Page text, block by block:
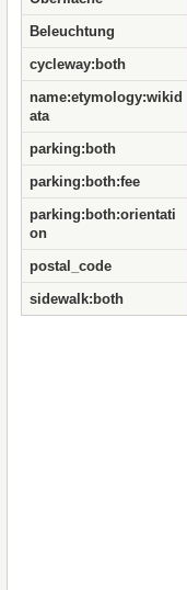
Beleuchtung
cycleway:both
name:etymology:wikid
ata
parking:both
parking:both:fee
parking:both:orientati
on
postal_code
sidewalk:both